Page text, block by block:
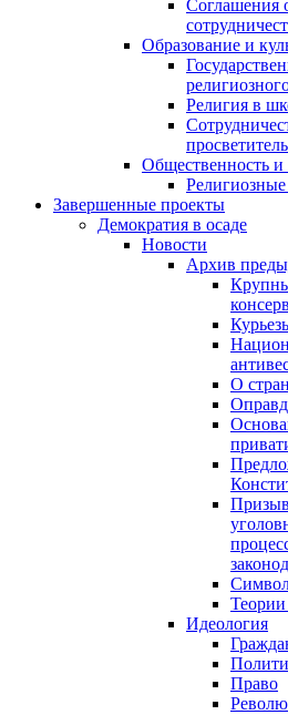
Соглашения
Образование и
Религия в
Общественность
Завершенные проекты
Демократия в осаде
Новости
Архив
О
Теории
Идеология
Право